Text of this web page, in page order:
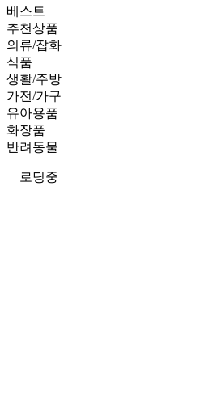
베스트
추천상품
의류/잡화
식품
생활/주방
가전/가구
유아용품
화장품
반려동물
로딩중